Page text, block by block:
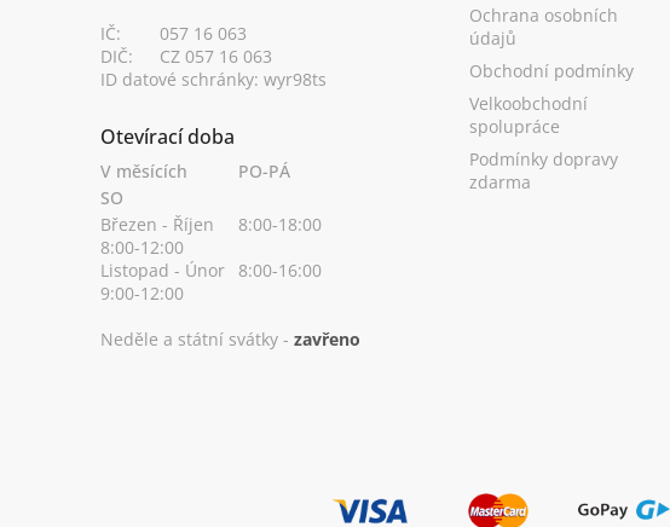
IČ:
057 16 063
DIČ:
CZ 057 16 063
ID datové schránky: wyr98ts
Otevírací doba
V měsících
PO-PÁ
SO
Březen - Říjen
8:00-18:00
8:00-12:00
Listopad - Únor 8:00-16:00
9:00-12:00
Neděle a státní svátky - zavřeno
Ochrana osobních
údajů
Obchodní podmínky
Velkoobchodní
spolupráce
Podmínky dopravy
zdarma